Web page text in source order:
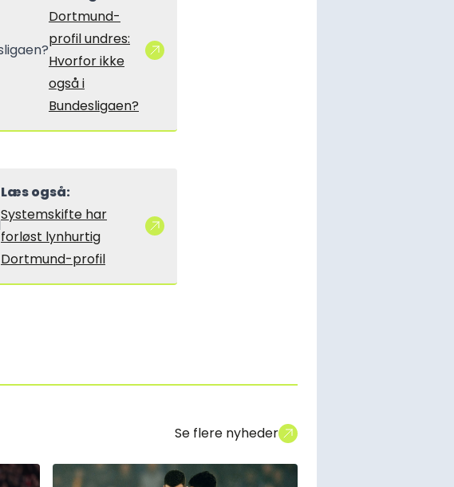
Dortmund-
profil undres:
Hvorfor ikke
også i
Bundesligaen?
Læs også:
Systemskifte har
forløst lynhurtig
Dortmund-profil
Se flere nyheder